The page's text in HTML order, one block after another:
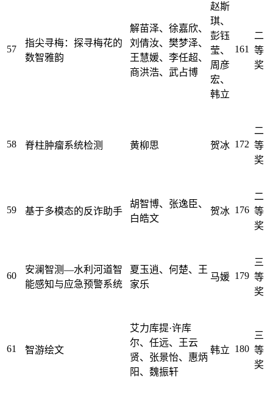
57
指尖寻梅：探寻梅花的
数智雅韵
解苗泽、徐嘉欣、
刘倩汝、樊梦泽、
王慧媛、李任超、
商洪浩、武占博
赵斯
琪、
彭钰
莹、
周彦
宏、
韩立
161
二
等
奖
58 脊柱肿瘤系统检测 黄柳思 贺冰 172
二
等
奖
59 基于多模态的反诈助手
胡智博、张逸臣、
白皓文
贺冰 176
二
等
奖
60
安澜智测—水利河道智
能感知与应急预警系统
夏玉逍、何楚、王
家乐
马媛 179
三
等
奖
61 智游绘文
艾力库提·许库
尔、任远、王云
贤、张景怡、惠炳
阳、魏振轩
韩立 180
三
等
奖